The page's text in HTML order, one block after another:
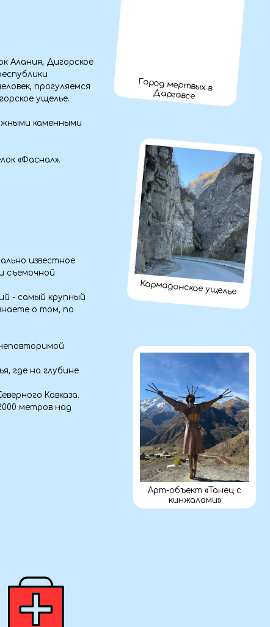
Кармадонское ущелье
Арт-объект «Танец с